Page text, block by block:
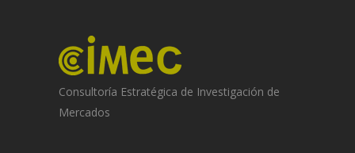
Consultoría Estratégica de Investigación de
Mercados